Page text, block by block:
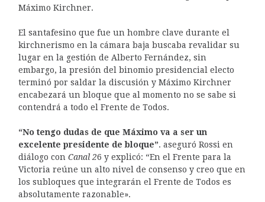
Máximo Kirchner.
El santafesino que fue un hombre clave durante el
kirchnerismo en la cámara baja buscaba revalidar su
lugar en la gestión de Alberto Fernández, sin
embargo, la presión del binomio presidencial electo
terminó por saldar la discusión y Máximo Kirchner
encabezará un bloque que al momento no se sabe si
contendrá a todo el Frente de Todos.
“No tengo dudas de que Máximo va a ser un
excelente presidente de bloque”. aseguró Rossi en
diálogo con Canal 26 y explicó: “En el Frente para la
Victoria reúne un alto nivel de consenso y creo que en
los subloques que integrarán el Frente de Todos es
absolutamente razonable».